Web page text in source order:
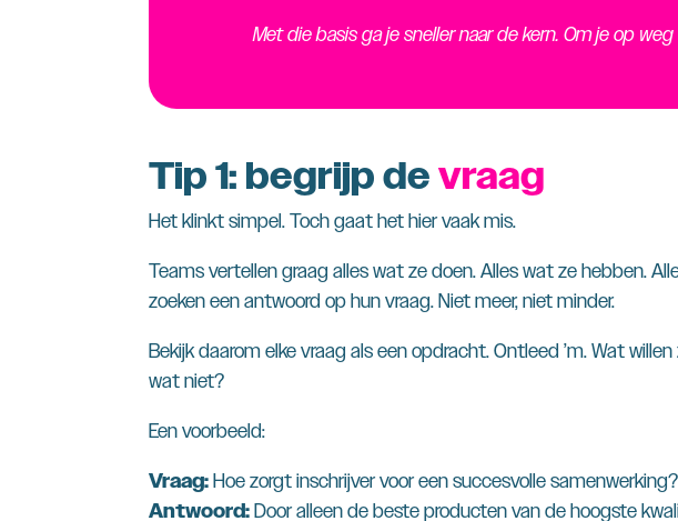
Met die basis ga je sneller naar de kern. Om je op
Tip 1: begrijp devraag
Het klinkt simpel. Toch gaat het hier vaak mis.
Teams vertellen graag alles wat ze doen. Alles wat ze hebben.
zoeken een antwoord op hun vraag. Niet meer, niet minder.
Bekijk daarom elke vraag als een opdracht. Ontleed ’m. Wat
wat niet?
Een voorbeeld:
Vraag:Hoe zorgt inschrijver voor een succesvolle samenwerking?
Antwoord:Door alleen de beste producten van de hoogste